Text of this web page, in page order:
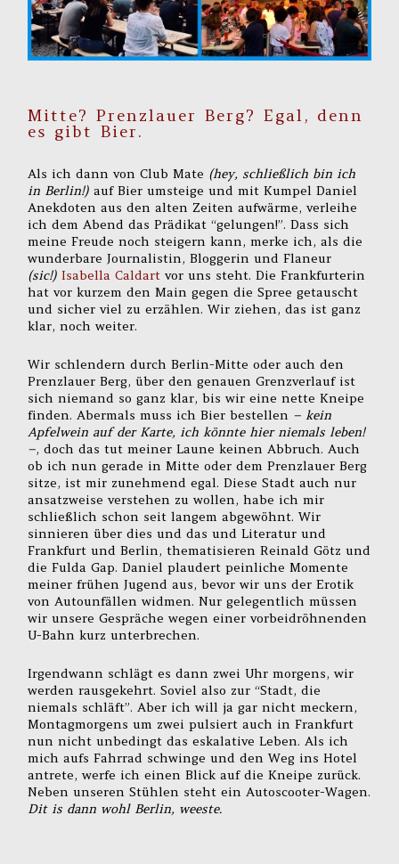
Mitte? Prenzlauer Berg? Egal, denn
es gibt Bier.
Als ich dann von Club Mate (hey, schließlich bin ich
in Berlin!) auf Bier umsteige und mit Kumpel Daniel
Anekdoten aus den alten Zeiten aufwärme, verleihe
ich dem Abend das Prädikat “gelungen!”. Dass sich
meine Freude noch steigern kann, merke ich, als die
wunderbare Journalistin, Bloggerin und Flaneur
(sic!) Isabella Caldart vor uns steht. Die Frankfurterin
hat vor kurzem den Main gegen die Spree getauscht
und sicher viel zu erzählen. Wir ziehen, das ist ganz
klar, noch weiter.
Wir schlendern durch Berlin-Mitte oder auch den
Prenzlauer Berg, über den genauen Grenzverlauf ist
sich niemand so ganz klar, bis wir eine nette Kneipe
finden. Abermals muss ich Bier bestellen – kein
Apfelwein auf der Karte, ich könnte hier niemals leben!
–, doch das tut meiner Laune keinen Abbruch. Auch
ob ich nun gerade in Mitte oder dem Prenzlauer Berg
sitze, ist mir zunehmend egal. Diese Stadt auch nur
ansatzweise verstehen zu wollen, habe ich mir
schließlich schon seit langem abgewöhnt. Wir
sinnieren über dies und das und Literatur und
Frankfurt und Berlin, thematisieren Reinald Götz und
die Fulda Gap. Daniel plaudert peinliche Momente
meiner frühen Jugend aus, bevor wir uns der Erotik
von Autounfällen widmen. Nur gelegentlich müssen
wir unsere Gespräche wegen einer vorbeidröhnenden
U-Bahn kurz unterbrechen.
Irgendwann schlägt es dann zwei Uhr morgens, wir
werden rausgekehrt. Soviel also zur “Stadt, die
niemals schläft”. Aber ich will ja gar nicht meckern,
Montagmorgens um zwei pulsiert auch in Frankfurt
nun nicht unbedingt das eskalative Leben. Als ich
mich aufs Fahrrad schwinge und den Weg ins Hotel
antrete, werfe ich einen Blick auf die Kneipe zurück.
Neben unseren Stühlen steht ein Autoscooter-Wagen.
Dit is dann wohl Berlin, weeste.